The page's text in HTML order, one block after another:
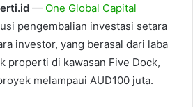
— One Global Capital
pengembalian investasi setara
investor, yang berasal dari laba
properti di kawasan Five Dock,
melampaui AUD100 juta.